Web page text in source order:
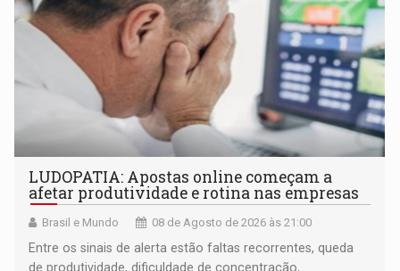
LUDOPATIA: Apostas online começam a
afetar produtividade e rotina nas empresas
Brasil e Mundo 08 de Agosto de 2026 às 21:00
Entre os sinais de alerta estão faltas recorrentes, queda
de produtividade, dificuldade de concentração,